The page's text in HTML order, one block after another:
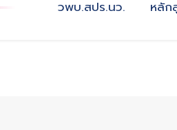
วพบ.สปร.นว. หลัก